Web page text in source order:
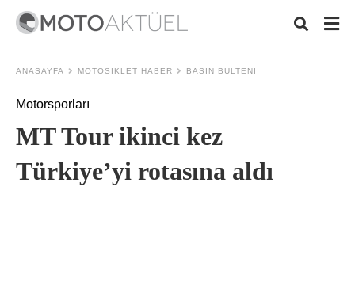
ANASAYFA MOTOSIKLET HABER BASIN BÜLTENI
Motorsporları
MT Tour ikinci kez
Türkiye’yi rotasına aldı